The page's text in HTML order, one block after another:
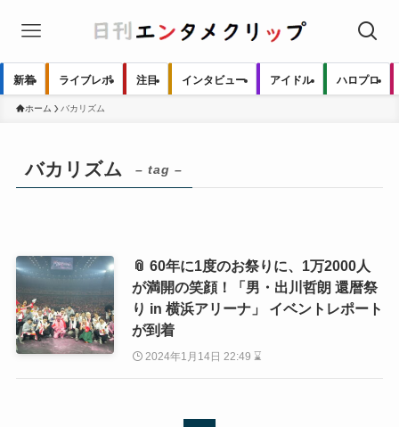
新着 ライブレポ 注目 インタビュー アイドル ハロプロ
ホーム バカリズム
バカリズム – tag –
📎 60年に1度のお祭りに、1万2000人
が満開の笑顔！「男・出川哲朗 還暦祭
り in 横浜アリーナ」 イベントレポート
が到着
2024年1月14日 22:49 ⌛